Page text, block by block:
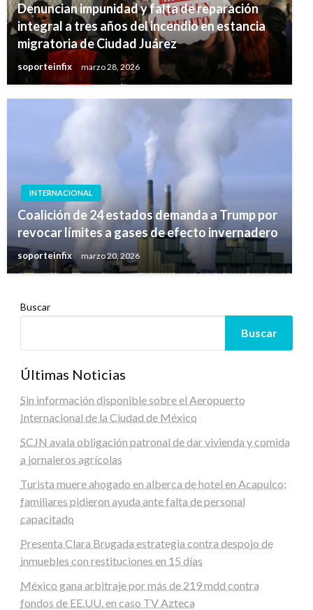
Denuncian impunidad y falta de reparación
integral a tres años del incendio en estancia
migratoria de Ciudad Juárez
soporteinfix marzo 28, 2026
INTERNACIONAL
Coalición de 24 estados demanda a Trump por
revocar límites a gases de efecto invernadero
soporteinfix marzo 20, 2026
Buscar
Buscar
Últimas Noticias
Sin información disponible sobre el Aeropuerto
Internacional de la Ciudad de México
SCJN avala obligación patronal de dar vivienda y comida
a jornaleros agrícolas
Turista muere ahogado en alberca de hotel en Acapulco;
familiares pidieron ayuda ante falta de personal
capacitado
Presenta Clara Brugada estrategia contra despojo de
inmuebles con restituciones en 15 días
México gana arbitraje por más de 219 mdd contra
fondos de EE.UU. en caso TV Azteca